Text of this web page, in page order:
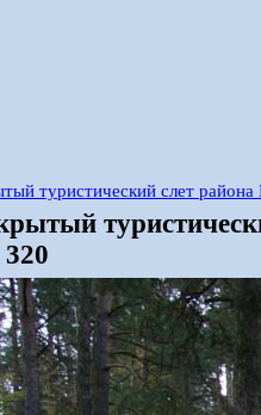
туристический слет